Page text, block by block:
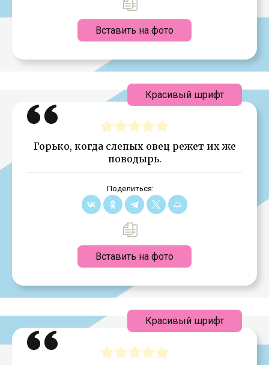
Вставить на фото
Горько, когда слепых овец режет их же
поводырь.
Поделиться:
Вставить на фото
Красивый шрифт
Красивый шрифт